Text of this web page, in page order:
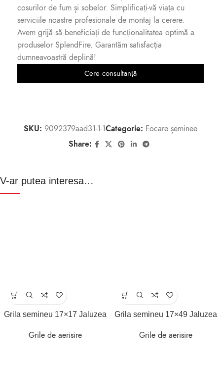
cosurilor de fum și sobelor. Simplificați-vă viața cu
serviciile noastre profesionale de montaj la cerere.
Avem grijă să beneficiați de funcționalitatea optimă a
produselor SplendFire. Garantăm satisfacția
dumneavoastră deplină!
Cere consultanță
SKU: 9092379aad31-1-1Categorie: Focare șeminee
Share:
V-ar putea interesa…
Grila semineu 17×17 Jaluzea
Grile de aerisire
Grila semineu 17×49 Jaluzea
Grile de aerisire